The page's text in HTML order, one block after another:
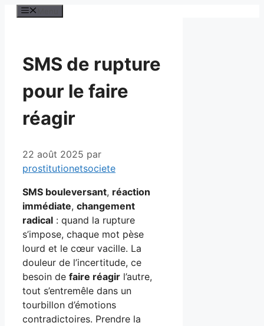
Aller
SMS de rupture
pour le faire
réagir
22 août 2025 par
prostitutionetsociete
SMS bouleversant, réaction
immédiate, changement
radical : quand la rupture
s’impose, chaque mot pèse
lourd et le cœur vacille. La
douleur de l’incertitude, ce
besoin de faire réagir l’autre,
tout s’entremêle dans un
tourbillon d’émotions
contradictoires. Prendre la